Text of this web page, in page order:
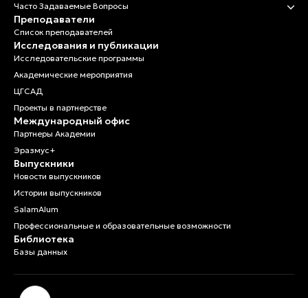
Илия Рысалиева
Технический персонал
Индира Чыныбаева
Технический персонал
Часто Задаваемые Вопросы
Преподаватели
Список преподавателей
Исследования и публикации
Исследовательские программы
Академические мероприятия
ЦГСАД
Проекты в партнерстве
Международный офис
Партнеры Академии
Эразмус+
Выпускники
Новости выпускников
Истории выпускников
SalamAlum
Профессиональные и образовательные возможности
Библиотека
Базы данных